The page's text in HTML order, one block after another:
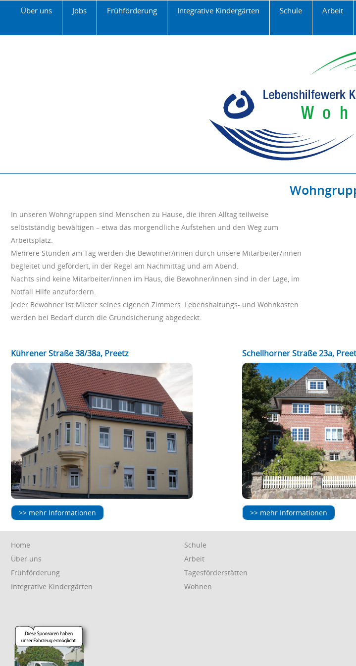
Über uns Jobs Frühförderung Integrative Kindergärten Schule Arbeit
In unseren Wohngruppen sind Menschen zu Hause, die ihren Alltag teilweise
selbstständig bewältigen – etwa das morgendliche Aufstehen und den Weg zum
Arbeitsplatz.
Mehrere Stunden am Tag werden die Bewohner/innen durch unsere Mitarbeiter/innen
begleitet und gefördert, in der Regel am Nachmittag und am Abend.
Nachts sind keine Mitarbeiter/innen im Haus, die Bewohner/innen sind in der Lage, im
Notfall Hilfe anzufordern.
Jeder Bewohner ist Mieter seines eigenen Zimmers. Lebenshaltungs- und Wohnkosten
werden bei Bedarf durch die Grundsicherung abgedeckt.
Kührener Straße 38/38a, Preetz
>> mehr Informationen
Schellhorner Straße 23a,
>> mehr Informationen
Navigation
Home
Über uns
Frühförderung
Integrative Kindergärten
Navigation
Schule
Arbeit
Tagesförderstätten
Wohnen